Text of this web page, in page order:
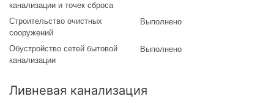
канализации и точек сброса
Строительство очистных
сооружений
Выполнено
Обустройство сетей бытовой
канализации
Выполнено
Ливневая канализация